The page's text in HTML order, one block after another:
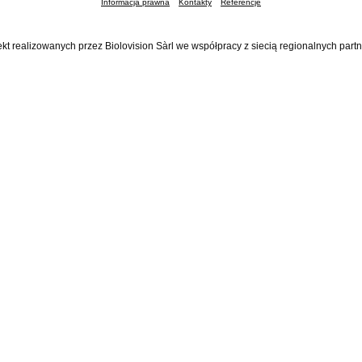
Informacja prawna Kontakty Referencje
realizowanych przez Biolovision Sàrl we współpracy z siecią regionalnych